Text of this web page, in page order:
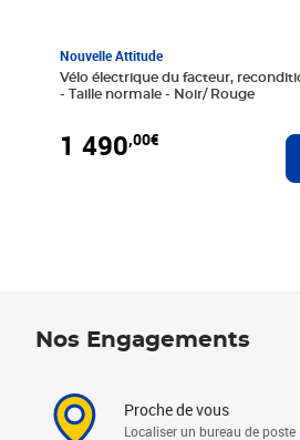
Nouvelle Attitude
Vélo électrique du facteur,
- Taille normale - Noir/ Rouge
1 490,00€
Nos Engagements
Proche de vous
Localiser un bureau de poste